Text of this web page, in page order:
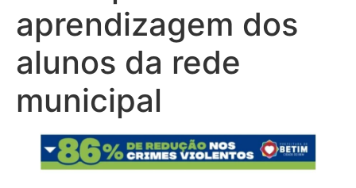
aprendizagem dos
alunos da rede
municipal